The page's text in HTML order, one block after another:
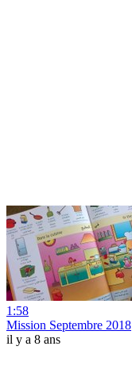
1:58
Mission Septembre 2018
il y a 8 ans